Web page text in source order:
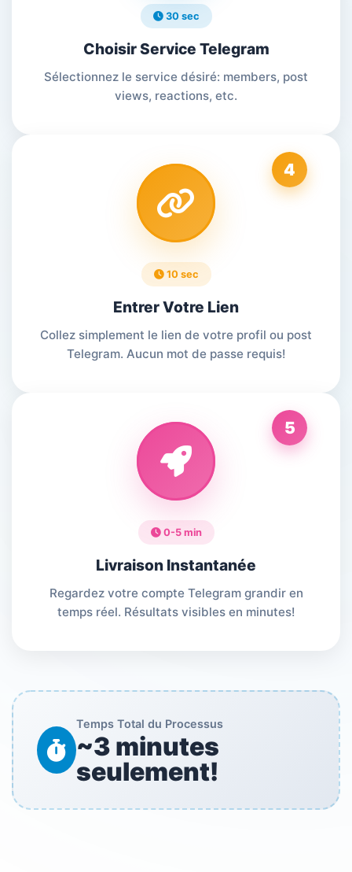
30 sec
Choisir Service Telegram
Sélectionnez le service désiré: members, post
views, reactions, etc.
4
10 sec
Entrer Votre Lien
Collez simplement le lien de votre profil ou post
Telegram. Aucun mot de passe requis!
5
0-5 min
Livraison Instantanée
Regardez votre compte Telegram grandir en
temps réel. Résultats visibles en minutes!
Temps Total du Processus
~3 minutes
seulement!